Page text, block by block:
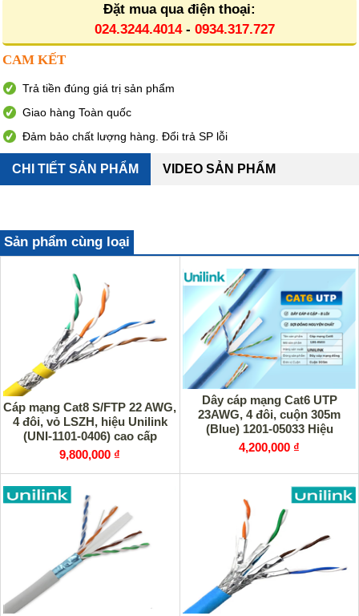
Đặt mua qua điện thoại:
024.3244.4014- 0934.317.727
CAM KẾT
Trả tiền đúng giá trị sản phẩm
Giao hàng Toàn quốc
Đảm bảo chất lượng hàng. Đổi trả SP lỗi
CHI TIẾT SẢN PHẨM VIDEO SẢN PHẨM
Sản phẩm cùng loại
Cáp mạng Cat8 S/FTP 22 AWG,
4 đôi, vỏ LSZH, hiệu Unilink
(UNI-1101-0406) cao cấp
9,800,000 ₫
Dây cáp mạng Cat6 UTP
23AWG, 4 đôi, cuộn 305m
(Blue) 1201-05033 Hiệu
UNILINK cao cấp
4,200,000 ₫